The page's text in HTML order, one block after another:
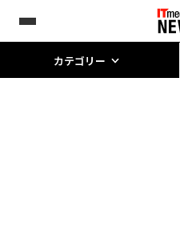
カテゴリー